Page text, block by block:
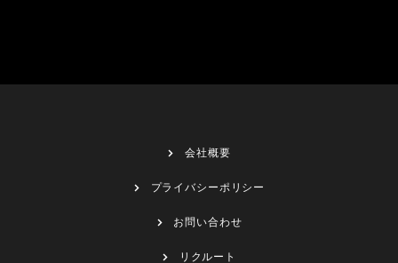
会社概要
プライバシーポリシー
お問い合わせ
リクルート